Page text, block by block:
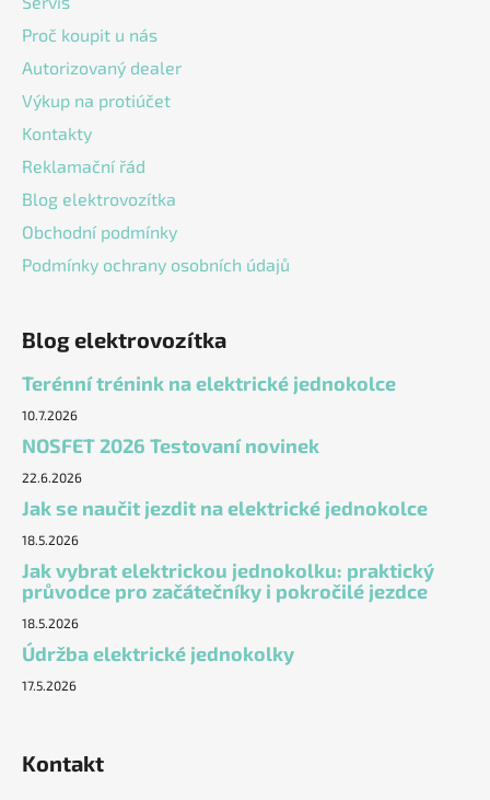
Proč koupit u nás
Autorizovaný dealer
Výkup na protiúčet
Kontakty
Reklamační řád
Blog elektrovozítka
Obchodní podmínky
Podmínky ochrany osobních údajů
Blog elektrovozítka
Terénní trénink na elektrické jednokolce
10.7.2026
NOSFET 2026 Testovaní novinek
22.6.2026
Jak se naučit jezdit na elektrické jednokolce
18.5.2026
Jak vybrat elektrickou jednokolku: praktický
průvodce pro začátečníky i pokročilé jezdce
18.5.2026
Údržba elektrické jednokolky
17.5.2026
Kontakt